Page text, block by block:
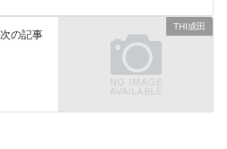
THI成田
次の記事